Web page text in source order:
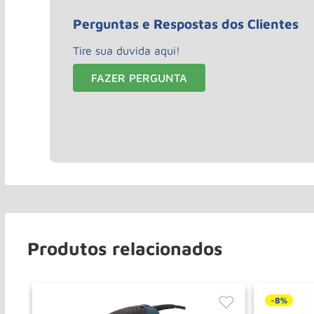
Perguntas e Respostas dos Clientes
Tire sua duvida aqui!
FAZER PERGUNTA
Produtos relacionados
-8%